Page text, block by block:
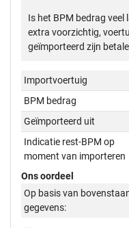
Is het BPM bedrag veel
extra voorzichtig,
geïmporteerd zijn
Importvoertuig
BPM bedrag
Geïmporteerd uit
Indicatie rest-BPM op
moment van importeren
Ons oordeel
Op basis van
gegevens: